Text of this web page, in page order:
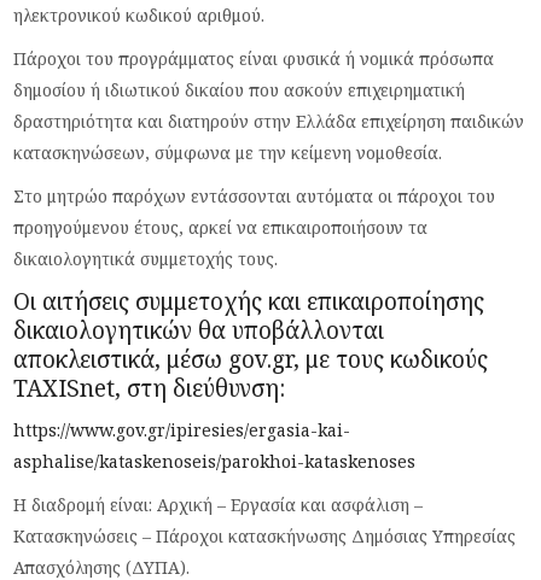
ηλεκτρονικού κωδικού αριθμού.
Πάροχοι του προγράμματος είναι φυσικά ή νομικά πρόσωπα
δημοσίου ή ιδιωτικού δικαίου που ασκούν επιχειρηματική
δραστηριότητα και διατηρούν στην Ελλάδα επιχείρηση παιδικών
κατασκηνώσεων, σύμφωνα με την κείμενη νομοθεσία.
Στο μητρώο παρόχων εντάσσονται αυτόματα οι πάροχοι του
προηγούμενου έτους, αρκεί να επικαιροποιήσουν τα
δικαιολογητικά συμμετοχής τους.
Οι αιτήσεις συμμετοχής και επικαιροποίησης
δικαιολογητικών θα υποβάλλονται
αποκλειστικά, μέσω gov.gr, με τους κωδικούς
TAXISnet, στη διεύθυνση:
https://www.gov.gr/ipiresies/ergasia-kai-
asphalise/kataskenoseis/parokhoi-kataskenoses
Η διαδρομή είναι: Αρχική – Εργασία και ασφάλιση –
Κατασκηνώσεις – Πάροχοι κατασκήνωσης Δημόσιας Υπηρεσίας
Απασχόλησης (ΔΥΠΑ).